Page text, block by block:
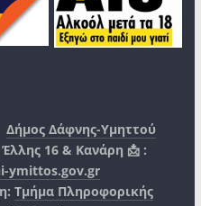
Δήμος Δάφνης-Υμηττού
16 & Κανάρη 📩 :
ymittos.gov.gr
Τμήμα Πληροφορικής